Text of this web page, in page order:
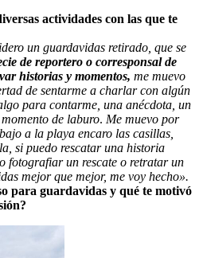
actividades con las que te
un guardavidas retirado, que se
de reportero o corresponsal de
historias y momentos, me muevo
de sentarme a charlar con algún
para contarme, una anécdota, un
de laburo. Me muevo por
a la playa encaro las casillas,
si puedo rescatar una historia
fotografiar un rescate o retratar un
mejor que mejor, me voy hecho».
para guardavidas y qué te motivó